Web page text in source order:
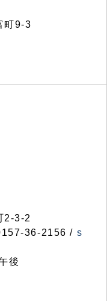
町9-3
2-3-2
36-2156 / s
後